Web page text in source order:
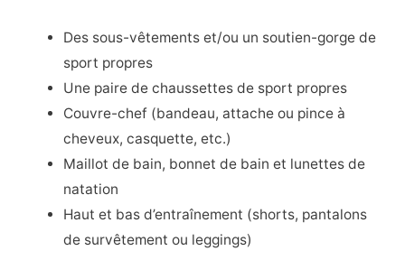
Des sous-vêtements et/ou un soutien-gorge de
sport propres
Une paire de chaussettes de sport propres
Couvre-chef (bandeau, attache ou pince à
cheveux, casquette, etc.)
Maillot de bain, bonnet de bain et lunettes de
natation
Haut et bas d’entraînement (shorts, pantalons
de survêtement ou leggings)